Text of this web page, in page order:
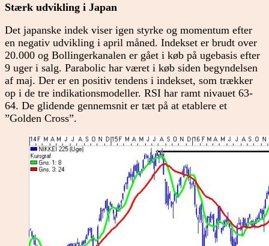
Stærk udvikling i Japan
Det japanske indek viser igen styrke og momentum efter
en negativ udvikling i april måned. Indekset er brudt over
20.000 og Bollingerkanalen er gået i køb på ugebasis efter
9 uger i salg. Parabolic har været i køb siden begyndelsen
af maj. Der er en positiv tendens i indekset, som trækker
op i de tre indikationsmodeller. RSI har ramt nivauet 63-
64. De glidende gennemsnit er tæt på at etablere et
”Golden Cross”.